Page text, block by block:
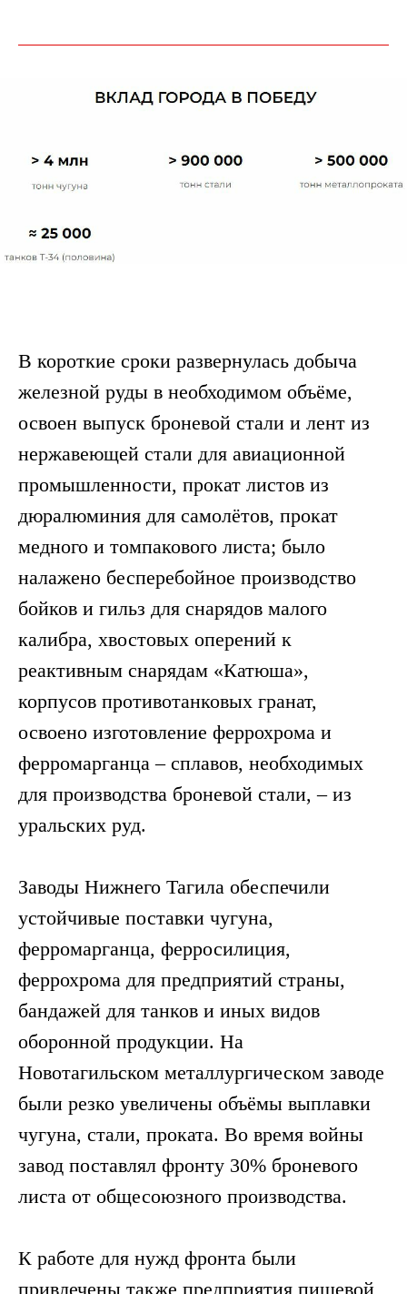
В короткие сроки развернулась добыча
железной руды в необходимом объёме,
освоен выпуск броневой стали и лент из
нержавеющей стали для авиационной
промышленности, прокат листов из
дюралюминия для самолётов, прокат
медного и томпакового листа; было
налажено бесперебойное производство
бойков и гильз для снарядов малого
калибра, хвостовых оперений к
реактивным снарядам «Катюша»,
корпусов противотанковых гранат,
освоено изготовление феррохрома и
ферромарганца ‒ сплавов, необходимых
для производства броневой стали, ‒ из
уральских руд.
Заводы Нижнего Тагила обеспечили
устойчивые поставки чугуна,
ферромарганца, ферросилиция,
феррохрома для предприятий страны,
бандажей для танков и иных видов
оборонной продукции. На
Новотагильском металлургическом заводе
были резко увеличены объёмы выплавки
чугуна, стали, проката. Во время войны
завод поставлял фронту 30% броневого
листа от общесоюзного производства.
К работе для нужд фронта были
привлечены также предприятия пищевой,